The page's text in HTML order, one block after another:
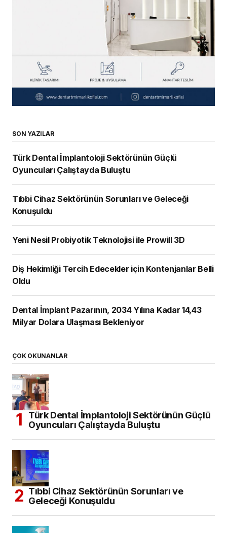
SON YAZILAR
Türk Dental İmplantoloji Sektörünün Güçlü
Oyuncuları Çalıştayda Buluştu
Tıbbi Cihaz Sektörünün Sorunları ve Geleceği
Konuşuldu
Yeni Nesil Probiyotik Teknolojisi ile Prowill 3D
Diş Hekimliği Tercih Edecekler için Kontenjanlar Belli
Oldu
Dental İmplant Pazarının, 2034 Yılına Kadar 14,43
Milyar Dolara Ulaşması Bekleniyor
ÇOK OKUNANLAR
Türk Dental İmplantoloji Sektörünün Güçlü
Oyuncuları Çalıştayda Buluştu
Tıbbi Cihaz Sektörünün Sorunları ve
Geleceği Konuşuldu